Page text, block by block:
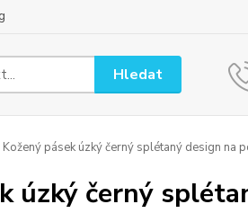
Hledat
Kožený pásek úzký černý splétaný design na
úzký černý